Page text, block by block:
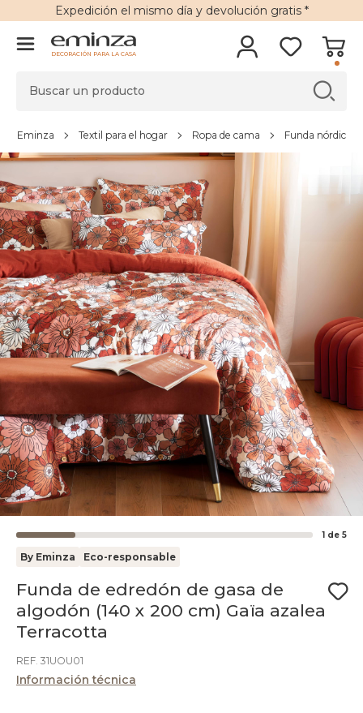
Expedición el mismo día y devolución gratis*
DECORACIÓN PARA LA CASA
Eminza Textil para el hogar Ropa de cama Funda nórdica
1 de 5
By Eminza Eco-responsable
Funda de edredón de gasa de
algodón (140 x 200 cm) Gaïa azalea
Terracotta
REF. 31UOU01
Información técnica